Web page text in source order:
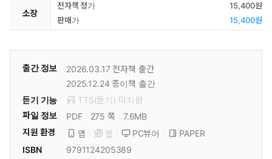
소장
전자책 정가
15,400원
판매가
15,400원
출간 정보 2026.03.17 전자책 출간
2025.12.24 종이책 출간
듣기 기능
TTS(듣기) 미 지원
파일 정보
PDF 275 쪽
7.6MB
지원 환경
앱 웹 PC뷰어
PAPER
ISBN
9791124205389